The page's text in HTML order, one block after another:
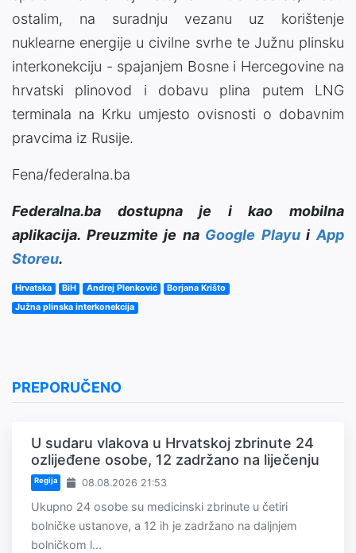
ostalim, na suradnju vezanu uz korištenje
nuklearne energije u civilne svrhe te Južnu plinsku
interkonekciju - spajanjem Bosne i Hercegovine na
hrvatski plinovod i dobavu plina putem LNG
terminala na Krku umjesto ovisnosti o dobavnim
pravcima iz Rusije.
Fena/federalna.ba
Federalna.ba dostupna je i kao mobilna
aplikacija. Preuzmite je na Google PlayuiApp
Storeu.
Hrvatska BiH Andrej Plenković
Borjana Krišto
Južna plinska interkonekcija
PREPORUČENO
U sudaru vlakova u Hrvatskoj zbrinute 24
ozlijeđene osobe, 12 zadržano na liječenju
Regija 08.08.2026 21:53
Ukupno 24 osobe su medicinski zbrinute u četiri
bolničke ustanove, a 12 ih je zadržano na daljnjem
bolničkom l...